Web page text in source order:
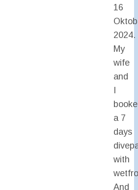
16
2024.
My
wife
and
I
a 7
days
with
And